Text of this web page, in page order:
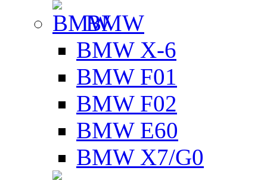
BMW
BMW X-6
BMW F01
BMW F02
BMW E60
BMW X7/G0